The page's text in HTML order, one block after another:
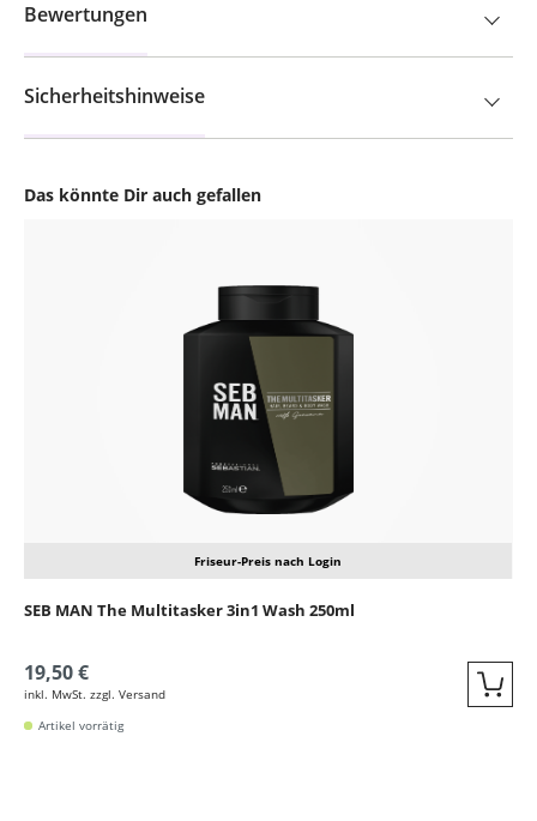
Das könnte Dir auch gefallen
Friseur-Preis nach Login
SEB MAN The Multitasker 3in1 Wash 250ml
19,50 €
inkl. MwSt. zzgl. Versand
Artikel vorrätig
Bewertungen
Sicherheitshinweise